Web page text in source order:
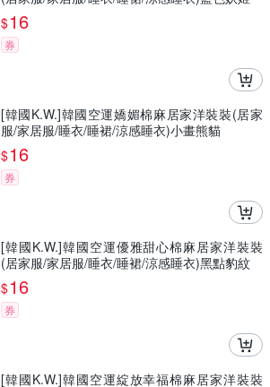
$16
券
[韓國K.W.]韓國空運嬌媚棉麻居家洋裝裝(居家
服/家居服/睡衣/睡裙/涼感睡衣)小畫熊貓
$16
券
[韓國K.W.]韓國空運優雅甜心棉麻居家洋裝裝
(居家服/家居服/睡衣/睡裙/涼感睡衣)黑點豹紋
$16
券
[韓國K.W.]韓國空運綻放幸福棉麻居家洋裝裝